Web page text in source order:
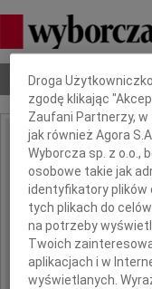
Nekrologi Odeszli
IMIĘ I NAZWISKO:
REGION:
DATA EMISJI:
Dbamy o Twoją
Droga
zgodę klikając
Zaufani Partnerzy, w
jak również Agora
Wyborcza sp. z o.o.,
osobowe takie jak
identyfikatory plików
tych plikach do
na potrzeby
Twoich
aplikacjach i w
wyświetlanych.